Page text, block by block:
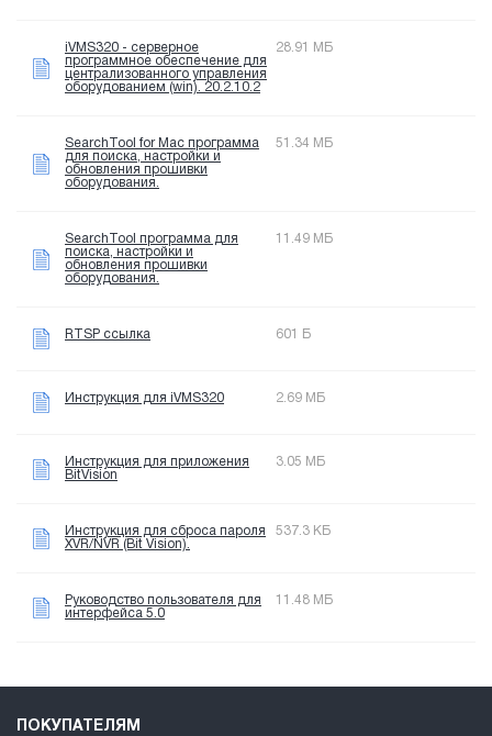
iVMS320 - серверное
программное обеспечение для
централизованного управления
оборудованием (win). 20.2.10.2
28.91 МБ
SearchTool for Mac программа
для поиска, настройки и
обновления прошивки
оборудования.
51.34 МБ
SearchTool программа для
поиска, настройки и
обновления прошивки
оборудования.
11.49 МБ
RTSP ссылка 601 Б
Инструкция для iVMS320 2.69 МБ
Инструкция для приложения
BitVision
3.05 МБ
Инструкция для сброса пароля
XVR/NVR (Bit Vision).
537.3 КБ
Руководство пользователя для
интерфейса 5.0
11.48 МБ
ПОКУПАТЕЛЯМ